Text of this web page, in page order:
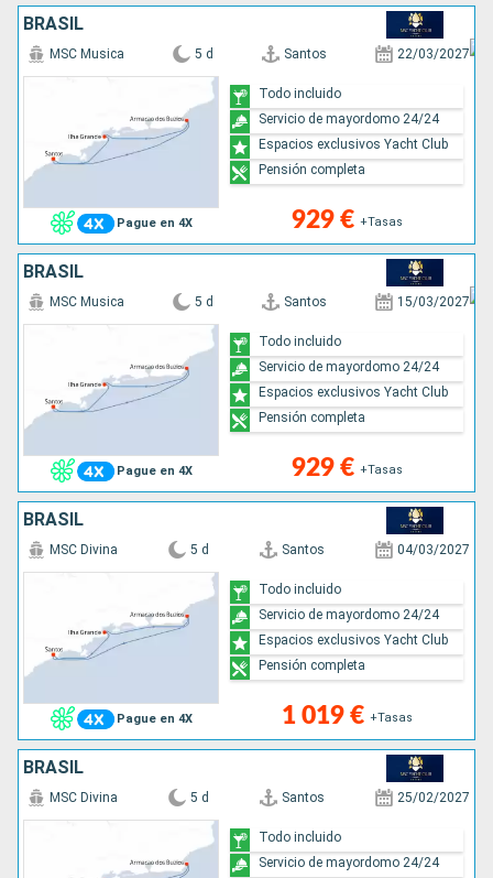
BRASIL
Pague en 4X
MSC Musica 5 d Santos 22/03/2027
929 € +Tasas
Todo incluido
Servicio de mayordomo 24/24
Espacios exclusivos Yacht Club
Pensión completa
BRASIL
Pague en 4X
MSC Musica 5 d Santos 15/03/2027
929 € +Tasas
Todo incluido
Servicio de mayordomo 24/24
Espacios exclusivos Yacht Club
Pensión completa
BRASIL
Pague en 4X
MSC Divina 5 d Santos 04/03/2027
1 019 € +Tasas
Todo incluido
Servicio de mayordomo 24/24
Espacios exclusivos Yacht Club
Pensión completa
BRASIL
MSC Divina 5 d Santos 25/02/2027
Todo incluido
Servicio de mayordomo 24/24